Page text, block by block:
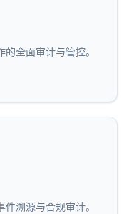
全面审计与管控。
溯源与合规审计。